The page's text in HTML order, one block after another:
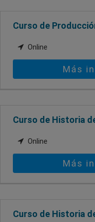
Curso de
Online
Más
Curso de Historia
Online
Más
Curso de Historia